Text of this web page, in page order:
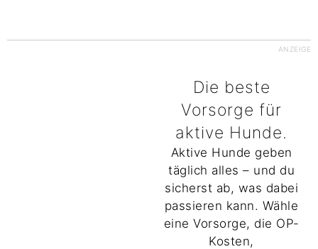
ANZEIGE
Die beste
Vorsorge für
aktive Hunde.
Aktive Hunde geben
täglich alles – und du
sicherst ab, was dabei
passieren kann. Wähle
eine Vorsorge, die OP-
Kosten,